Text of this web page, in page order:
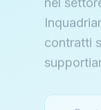
contratti